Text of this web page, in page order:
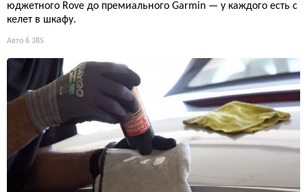
юджетного Rove до премиального Garmin — у каждого есть с
келет в шкафу.
Авто 6 385